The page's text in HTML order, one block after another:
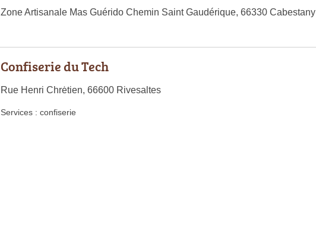
Zone Artisanale Mas Guérido Chemin Saint Gaudérique, 66330 Cabestany
Confiserie du Tech
Rue Henri Chrėtien, 66600 Rivesaltes
Services : confiserie